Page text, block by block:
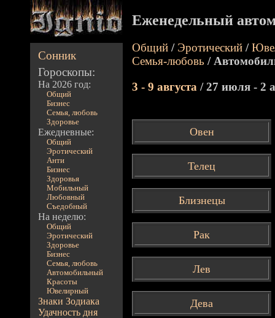
Сонник
Гороскопы:
На 2026 год:
Общий
Бизнес
Семья, любовь
Здоровье
Ежедневные:
Общий
Эротический
Анти
Бизнес
Здоровья
Мобильный
Любовный
Съедобный
На неделю:
Общий
Эротический
Здоровье
Бизнес
Семья, любовь
Автомобильный
Красоты
Ювелирный
Знаки Зодиака
Удачность дня
Еженедельный
Общий / Эротический /
Семья-любовь /
3 - 9 августа / 27 июля - 2
Овен
Телец
Близнецы
Рак
Лев
Дева